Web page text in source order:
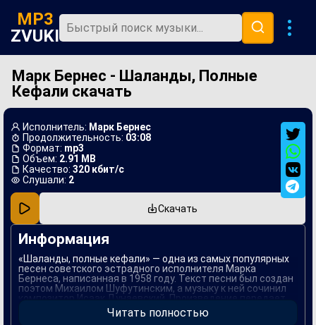
MP3
ZVUKI
Главная
Новинки
Популярная
В машину
Музыка 80х
Ремиксы
Марк Бернес - Шаланды, Полные
Кефали скачать
Исполнитель: Марк Бернес
Продолжительность: 03:08
Формат: mp3
Объем: 2.91 MB
Качество: 320 кбит/с
Слушали: 2
Скачать
Информация
«Шаланды, полные кефали» — одна из самых популярных
песен советского эстрадного исполнителя Марка
Бернеса, написанная в 1958 году. Текст песни был создан
поэтом Михаилом Шуфутинским, а музыку к ней сочинил
композитор Исаак Дунаевский. Произведение передает
атмосферу моря и тоски, отражая чувства человека,
живущего на берегу, и жаждущего простых радостей.
Читать полностью